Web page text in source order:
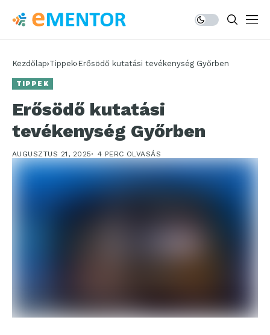
Kezdőlap Tippek Erősödő kutatási tevékenység Győrben
TIPPEK
Erősödő kutatási
tevékenység Győrben
AUGUSZTUS 21, 2025 4 PERC OLVASÁS